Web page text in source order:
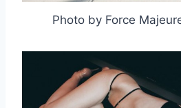
Photo by Force